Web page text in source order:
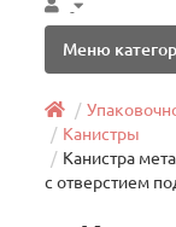
Меню
Канистры
Канистра
с отверстием